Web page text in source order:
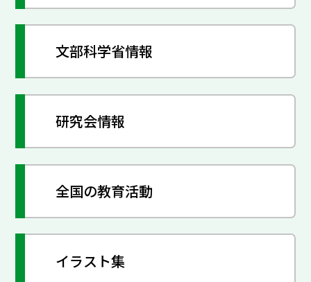
文部科学省情報
研究会情報
全国の教育活動
イラスト集